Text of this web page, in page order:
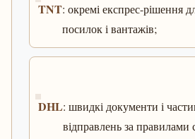
TNT: окремі експрес-рішення
посилок і вантажів;
DHL: швидкі документи і
відправлень за правилами